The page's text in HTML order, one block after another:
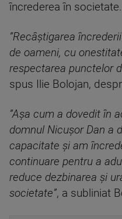
încrederea în societate.
”Recâştigarea
de oameni, cu
respectarea punctelor
spus Ilie Bolojan,
”Aşa cum a dovedit în
domnul Nicuşor Dan a
capacitate şi am
continuare pentru a
reduce dezbinarea şi
societate”, a subliniat